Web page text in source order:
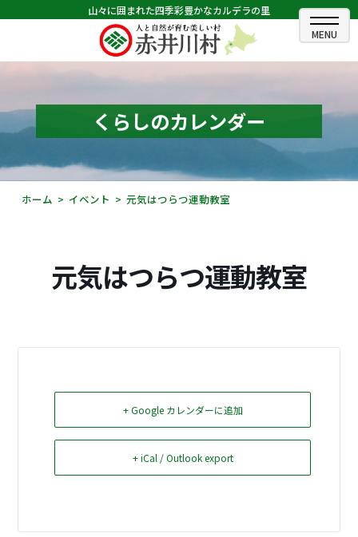
山々に囲まれた四季彩豊かなカルデラの里
ホーム
むらのできごと
むらのプロフィール
くらしの情報
観光・イベント情報
Select Language▼
くらしのカレンダー
ホーム イベント 元気はつらつ運動教室
元気はつらつ運動教室
+ Google カレンダーに追加
+ iCal / Outlook export